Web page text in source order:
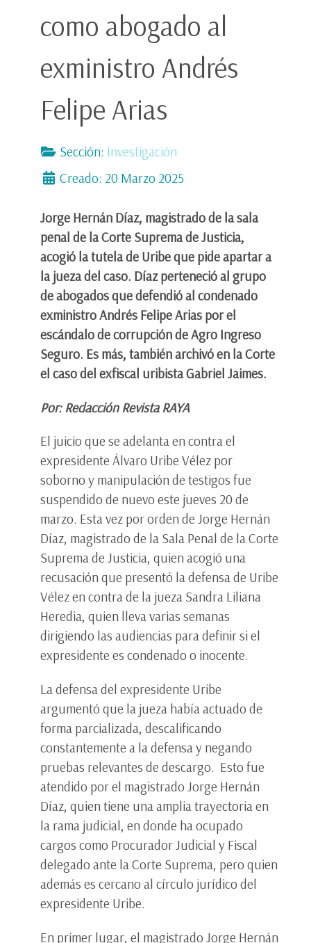
como abogado al
exministro Andrés
Felipe Arias
Sección: Investigación
Creado: 20 Marzo 2025
Jorge Hernán Díaz, magistrado de la sala
penal de la Corte Suprema de Justicia,
acogió la tutela de Uribe que pide apartar a
la jueza del caso. Díaz perteneció al grupo
de abogados que defendió al condenado
exministro Andrés Felipe Arias por el
escándalo de corrupción de Agro Ingreso
Seguro. Es más, también archivó en la Corte
el caso del exfiscal uribista Gabriel Jaimes.
Por: Redacción Revista RAYA
El juicio que se adelanta en contra el
expresidente Álvaro Uribe Vélez por
soborno y manipulación de testigos fue
suspendido de nuevo este jueves 20 de
marzo. Esta vez por orden de Jorge Hernán
Díaz, magistrado de la Sala Penal de la Corte
Suprema de Justicia, quien acogió una
recusación que presentó la defensa de Uribe
Vélez en contra de la jueza Sandra Liliana
Heredia, quien lleva varias semanas
dirigiendo las audiencias para definir si el
expresidente es condenado o inocente.
La defensa del expresidente Uribe
argumentó que la jueza había actuado de
forma parcializada, descalificando
constantemente a la defensa y negando
pruebas relevantes de descargo. Esto fue
atendido por el magistrado Jorge Hernán
Díaz, quien tiene una amplia trayectoria en
la rama judicial, en donde ha ocupado
cargos como Procurador Judicial y Fiscal
delegado ante la Corte Suprema, pero quien
además es cercano al círculo jurídico del
expresidente Uribe.
En primer lugar, el magistrado Jorge Hernán